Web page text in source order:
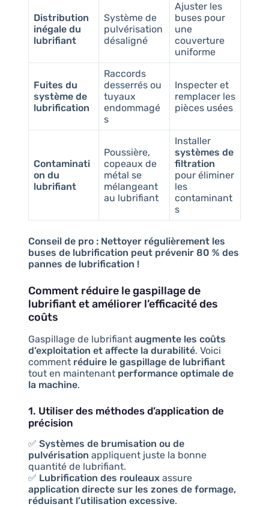
Distribution
inégale du
lubrifiant
Système de
pulvérisation
désaligné
Ajuster les
buses pour
une
couverture
uniforme
Fuites du
système de
lubrification
Raccords
desserrés ou
tuyaux
endommagé
s
Inspecter et
remplacer les
pièces usées
Contaminati
on du
lubrifiant
Poussière,
copeaux de
métal se
mélangeant
au lubrifiant
Installer
systèmes de
filtration
pour éliminer
les
contaminant
s
Conseil de pro : Nettoyer régulièrement les
buses de lubrification peut prévenir 80 % des
pannes de lubrification !
Comment réduire le gaspillage de
lubrifiant et améliorer l’efficacité des
coûts
Gaspillage de lubrifiant augmente les coûts
d’exploitation et affecte la durabilité. Voici
comment réduire le gaspillage de lubrifiant
tout en maintenant performance optimale de
la machine.
1. Utiliser des méthodes d’application de
précision
✅ Systèmes de brumisation ou de
pulvérisation appliquent juste la bonne
quantité de lubrifiant.
✅ Lubrification des rouleauxassure
application directe sur les zones de formage,
réduisant l’utilisation excessive.